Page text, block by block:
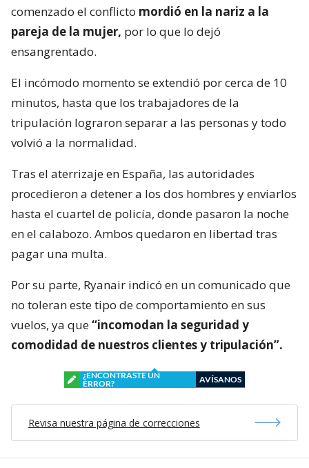
comenzado el conflicto mordió en la nariz a la
pareja de la mujer, por lo que lo dejó
ensangrentado.
El incómodo momento se extendió por cerca de 10
minutos, hasta que los trabajadores de la
tripulación lograron separar a las personas y todo
volvió a la normalidad.
Tras el aterrizaje en España, las autoridades
procedieron a detener a los dos hombres y enviarlos
hasta el cuartel de policía, donde pasaron la noche
en el calabozo. Ambos quedaron en libertad tras
pagar una multa.
Por su parte, Ryanair indicó en un comunicado que
no toleran este tipo de comportamiento en sus
vuelos, ya que“incomodan la seguridad y
comodidad de nuestros clientes y tripulación”.
¿ENCONTRASTE UN
ERROR?
AVÍSANOS
Revisa nuestra página de correcciones